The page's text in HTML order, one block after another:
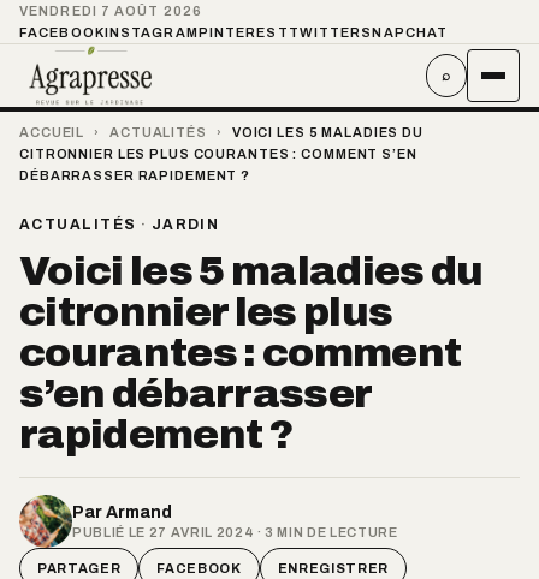
VENDREDI 7 AOÛT 2026
FACEBOOKINSTAGRAMPINTEREST TWITTER SNAPCHAT
⌕
ACCUEIL › ACTUALITÉS ›
VOICI LES 5 MALADIES DU
CITRONNIER LES PLUS COURANTES : COMMENT S’EN
DÉBARRASSER RAPIDEMENT ?
ACTUALITÉS · JARDIN
Voici les 5 maladies du
citronnier les plus
courantes : comment
s’en débarrasser
rapidement ?
Par Armand
PUBLIÉ LE 27 AVRIL 2024 · 3 MIN DE LECTURE
PARTAGER FACEBOOK ENREGISTRER